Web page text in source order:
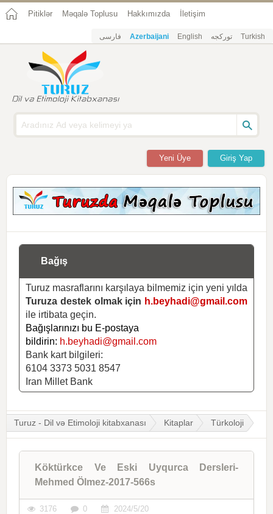
Pitiklər Məqalə Toplusu Hakkımızda İletişim
فارسی Azerbaijani English تورکجه Turkish
Giriş Yap
Yeni Üye
Bağış
Turuz masraflarını karşılaya bilmemiz için yeni yılda
Turuza destek olmak için h.beyhadi@gmail.com
ile irtibata geçin.
Bağışlarınızı bu E-postaya
bildirin: h.beyhadi@gmail.com
Bank kart bilgileri:
6104 3373 5031 8547
Iran Millet Bank
Turuz - Dil və Etimoloji kitabxanası Kitaplar Türkoloji
Köktürkce Ve Eski Uyqurca Dersleri-
Mehmed Ölmez-2017-566s
3176 0 2024/5/20